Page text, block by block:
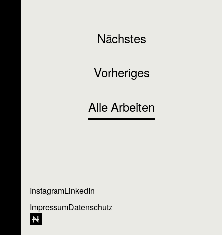
Nächstes
Vorheriges
Alle Arbeiten
InstagramLinkedIn
ImpressumDatenschutz